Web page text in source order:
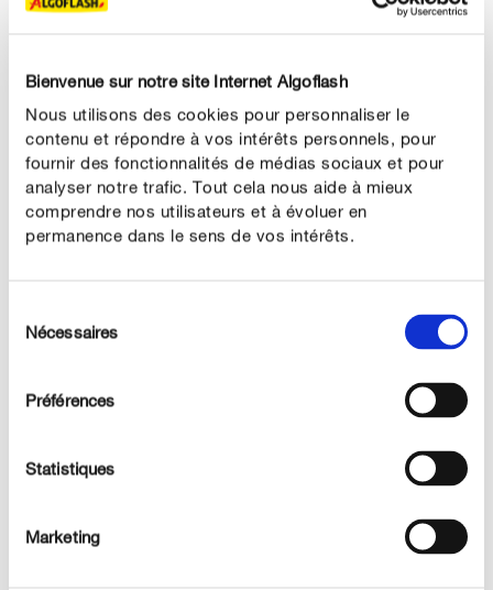
Bienvenue sur notre site Internet Algoflash
Nous utilisons des cookies pour personnaliser le
contenu et répondre à vos intérêts personnels, pour
fournir des fonctionnalités de médias sociaux et pour
analyser notre trafic. Tout cela nous aide à mieux
comprendre nos utilisateurs et à évoluer en
permanence dans le sens de vos intérêts.
duNécessaires
Préférences
Statistiques
Marketing
En pot, le buis dispose de peu de place pour ses racines.
grand avec un substrat neuf spécialement formulé pour
les buis. Le printemps est la saison idéale pour le
rempotage.
ENTRETENIR CORRECTEMENT
Entretenir le buis
Les plantes en bac se dessèchent particulièrement vite
quotidiennement pour conserver un sol toujours humide,
condition essentielle tout au long de la phase de
arbuste persistant, il peut donc s’avérer nécessaire de